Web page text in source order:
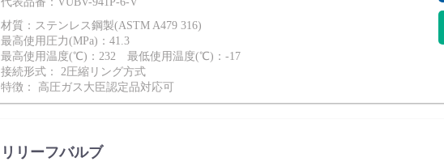
材質：ステンレス鋼製(ASTM A479 316)
最高使用圧力(MPa)：41.3
最高使用温度(℃)：232 最低使用温度(℃)：-17
接続形式： 2圧縮リング方式
特徴： 高圧ガス大臣認定品対応可
リリーフバルブ